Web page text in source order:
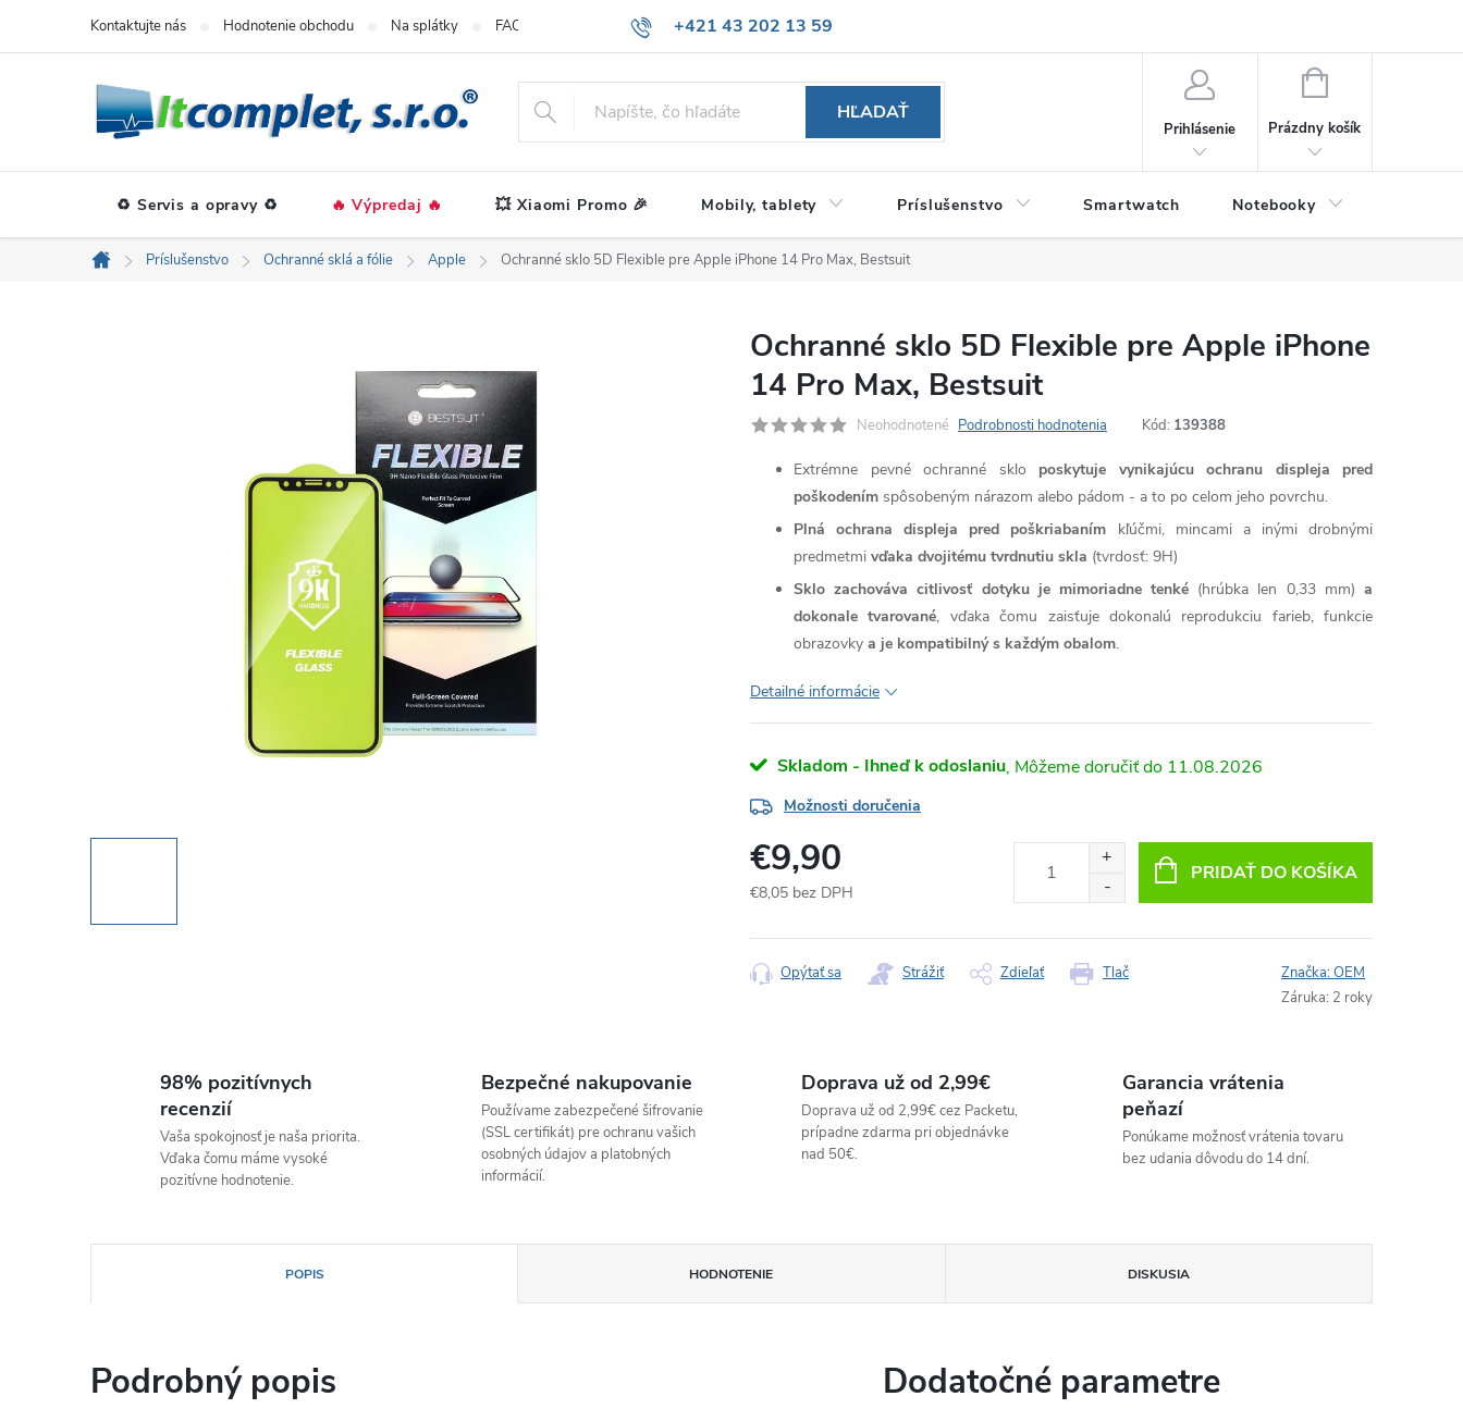
+421 43 202 13 59
Kontaktujte nás Hodnotenie obchodu Na splátky FAQ
HĽADAŤ
Prihlásenie
NÁKUPNÝ
Prázdny košík
♻️ Servis a opravy ♻️ 🔥 Výpredaj 🔥 💥 Xiaomi Promo 🎉 Mobily, tablety Príslušenstvo Smartwatch Notebooky
Domov
Príslušenstvo Ochranné sklá a fólie Apple Ochranné sklo 5D Flexible pre Apple iPhone 14 Pro Max, Bestsuit
Ochranné sklo 5D Flexible pre Apple iPhone
14 Pro Max, Bestsuit
Neohodnotené Podrobnosti hodnotenia Kód: 139388
Extrémne pevné ochranné sklo poskytuje vynikajúcu ochranu displeja pred
poškodením spôsobeným nárazom alebo pádom - a to po celom jeho povrchu.
Plná ochrana displeja pred poškriabaním kľúčmi, mincami a inými drobnými
predmetmi vďaka dvojitému tvrdnutiu skla (tvrdosť: 9H)
Sklo zachováva citlivosť dotyku je mimoriadne tenké (hrúbka len 0,33 mm) a
dokonale tvarované, vďaka čomu zaisťuje dokonalú reprodukciu farieb, funkcie
obrazovky a je kompatibilný s každým obalom.
Detailné informácie
Skladom - Ihneď k odoslaniu 11.08.2026
Možnosti doručenia
€9,90
€8,05 bez DPH
cena:
PRIDAŤ DO KOŠÍKA
Tlač
Opýtať sa Strážiť Zdieľať Značka:OEM
Záruka: 2 roky
98% pozitívnych
recenzií
Vaša spokojnosť je naša priorita.
Vďaka čomu máme vysoké
pozitívne hodnotenie.
Bezpečné nakupovanie
Používame zabezpečené šifrovanie
(SSL certifikát) pre ochranu vašich
osobných údajov a platobných
informácií.
Doprava už od 2,99€
Doprava už od 2,99€ cez Packetu,
prípadne zdarma pri objednávke
nad 50€.
Garancia vrátenia
peňazí
Ponúkame možnosť vrátenia tovaru
bez udania dôvodu do 14 dní.
POPIS HODNOTENIE DISKUSIA
Podrobný popis Dodatočné parametre